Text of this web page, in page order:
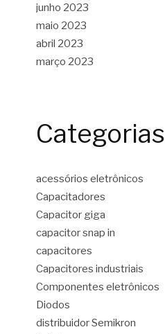
junho 2023
maio 2023
abril 2023
março 2023
Categorias
acessórios eletrônicos
Capacitadores
Capacitor giga
capacitor snap in
capacitores
Capacitores industriais
Componentes eletrônicos
Diodos
distribuidor Semikron